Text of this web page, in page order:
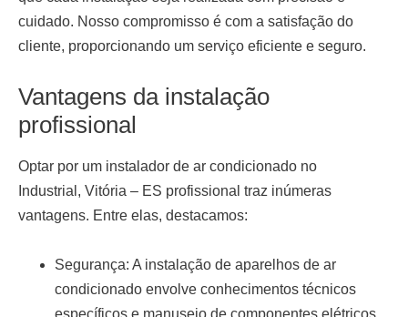
cuidado. Nosso compromisso é com a satisfação do
cliente, proporcionando um serviço eficiente e seguro.
Vantagens da instalação
profissional
Optar por um instalador de ar condicionado no
Industrial, Vitória – ES profissional traz inúmeras
vantagens. Entre elas, destacamos:
Segurança: A instalação de aparelhos de ar
condicionado envolve conhecimentos técnicos